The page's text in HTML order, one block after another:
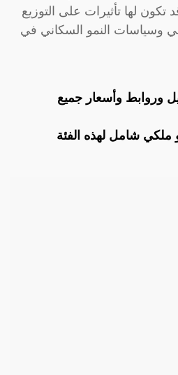
تكون لها تأثيرات على التوزيع
وسياسات النمو السكاني في
وروابط وأسعار جميع
شامل لهذه الفئة